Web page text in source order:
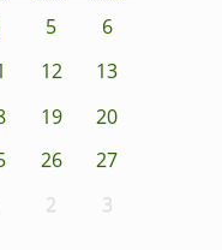
5
6
12
13
19
20
26
27
2 3